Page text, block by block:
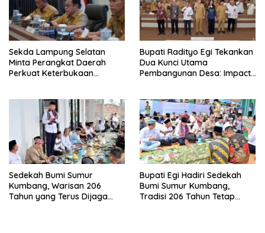
Sekda Lampung Selatan
Minta Perangkat Daerah
Perkuat Keterbukaan
Bupati Radityo Egi Tekankan
Dua Kunci Utama
Pembangunan Desa: Impact
Sedekah Bumi Sumur
Kumbang, Warisan 206
Tahun yang Terus Dijaga
Bupati Egi Hadiri Sedekah
Bumi Sumur Kumbang,
Tradisi 206 Tahun Tetap